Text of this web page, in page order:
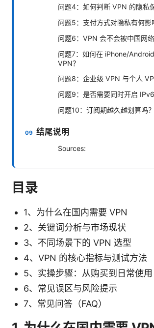
问题4：如何判断 VPN 的隐私
问题5：支付方式对隐私有何影
问题6：VPN 会不会被中国网络
问题7：如何在 iPhone/
VPN？
问题8：企业级 VPN 与个人
问题9：是否需要同时开启 IPv6
问题10：订阅期越久越划算吗？
结尾说明
Sources:
目录
1、为什么在国内需要 VPN
2、关键词分析与市场现状
3、不同场景下的 VPN 选型
4、VPN 的核心指标与测试方法
5、实操步骤：从购买到日常使用
6、常见误区与风险提示
7、常见问答（FAQ）